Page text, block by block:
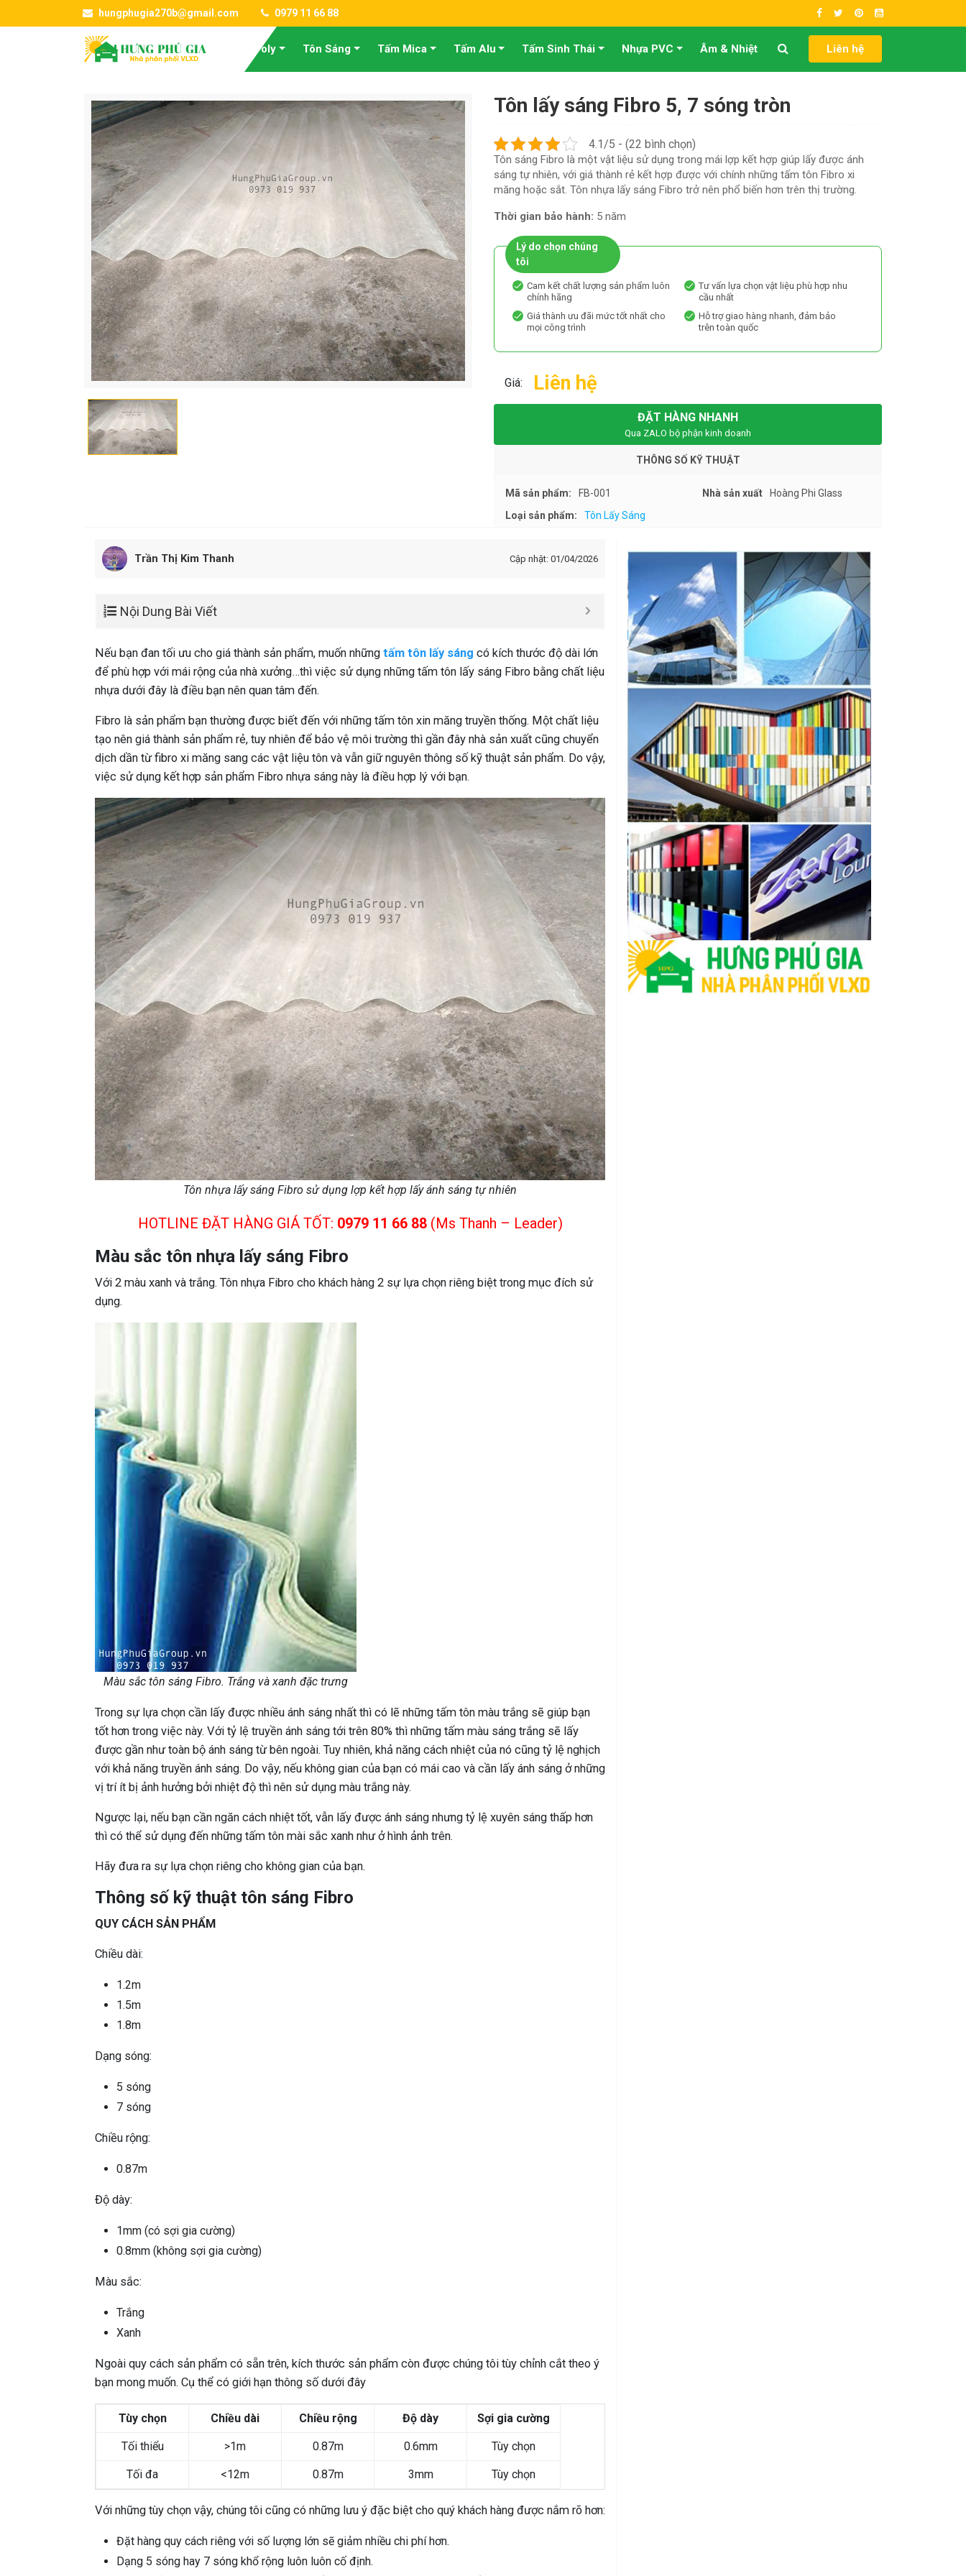
hungphugia270b@gmail.com 0979 11 66 88
Tấm Poly Tôn Sáng Tấm Mica Tấm Alu Tấm Sinh Thái Nhựa PVC Âm & Nhiệt Liên hệ
Tôn lấy sáng Fibro 5, 7 sóng tròn
4.1/5 - (22 bình chọn)
Tôn sáng Fibro là một vật liệu sử dụng trong mái lợp kết hợp giúp lấy được ánh
sáng tự nhiên, với giá thành rẻ kết hợp được với chính những tấm tôn Fibro xi
măng hoặc sắt. Tôn nhựa lấy sáng Fibro trở nên phổ biến hơn trên thị trường.
Thời gian bảo hành: 5 năm
Lý do chọn chúng
tôi
Cam kết chất lượng sản phẩm luôn
chính hãng
Tư vấn lựa chọn vật liệu phù hợp nhu
cầu nhất
Giá thành ưu đãi mức tốt nhất cho
mọi công trình
Hỗ trợ giao hàng nhanh, đảm bảo
trên toàn quốc
Giá: Liên hệ
ĐẶT HÀNG NHANH
Qua ZALO bộ phận kinh doanh
THÔNG SỐ KỸ THUẬT
Mã sản phẩm: FB-001 Nhà sản xuất
Hoàng Phi Glass
Loại sản phẩm:
Tôn Lấy Sáng
Trần Thị Kim Thanh Cập nhật: 01/04/2026
Nội Dung Bài Viết
Nếu bạn đan tối ưu cho giá thành sản phẩm, muốn những tấm tôn lấy sáng có kích thước độ dài lớn
để phù hợp với mái rộng của nhà xưởng…thì việc sử dụng những tấm tôn lấy sáng Fibro bằng chất liệu
nhựa dưới đây là điều bạn nên quan tâm đến.
Fibro là sản phẩm bạn thường được biết đến với những tấm tôn xin măng truyền thống. Một chất liệu
tạo nên giá thành sản phẩm rẻ, tuy nhiên để bảo vệ môi trường thì gần đây nhà sản xuất cũng chuyển
dịch dần từ fibro xi măng sang các vật liệu tôn và vẫn giữ nguyên thông số kỹ thuật sản phẩm. Do vậy,
việc sử dụng kết hợp sản phẩm Fibro nhựa sáng này là điều hợp lý với bạn.
Tôn nhựa lấy sáng Fibro sử dụng lợp kết hợp lấy ánh sáng tự nhiên
HOTLINE ĐẶT HÀNG GIÁ TỐT: 0979 11 66 88(Ms Thanh – Leader)
Màu sắc tôn nhựa lấy sáng Fibro
Với 2 màu xanh và trắng. Tôn nhựa Fibro cho khách hàng 2 sự lựa chọn riêng biệt trong mục đích sử
dụng.
Màu sắc tôn sáng Fibro. Trắng và xanh đặc trưng
Trong sự lựa chọn cần lấy được nhiều ánh sáng nhất thì có lẽ những tấm tôn màu trắng sẽ giúp bạn
tốt hơn trong việc này. Với tỷ lệ truyền ánh sáng tới trên 80% thì những tấm màu sáng trắng sẽ lấy
được gần như toàn bộ ánh sáng từ bên ngoài. Tuy nhiên, khả năng cách nhiệt của nó cũng tỷ lệ nghịch
với khả năng truyền ánh sáng. Do vậy, nếu không gian của bạn có mái cao và cần lấy ánh sáng ở những
vị trí ít bị ảnh hưởng bởi nhiệt độ thì nên sử dụng màu trắng này.
Ngược lại, nếu bạn cần ngăn cách nhiệt tốt, vẫn lấy được ánh sáng nhưng tỷ lệ xuyên sáng thấp hơn
thì có thể sử dụng đến những tấm tôn mài sắc xanh như ở hình ảnh trên.
Hãy đưa ra sự lựa chọn riêng cho không gian của bạn.
Thông số kỹ thuật tôn sáng Fibro
QUY CÁCH SẢN PHẨM
Chiều dài:
1.2m
1.5m
1.8m
Dạng sóng:
5 sóng
7 sóng
Chiều rộng:
0.87m
Độ dày:
1mm (có sợi gia cường)
0.8mm (không sợi gia cường)
Màu sắc:
Trắng
Xanh
Ngoài quy cách sản phẩm có sẵn trên, kích thước sản phẩm còn được chúng tôi tùy chỉnh cắt theo ý
bạn mong muốn. Cụ thể có giới hạn thông số dưới đây
Tùy chọn Chiều dài Chiều rộng Độ dày Sợi gia cường
Tối thiểu >1m 0.87m 0.6mm Tùy chọn
Tối đa <12m 0.87m 3mm Tùy chọn
Với những tùy chọn vậy, chúng tôi cũng có những lưu ý đặc biệt cho quý khách hàng được nắm rõ hơn:
Đặt hàng quy cách riêng với số lượng lớn sẽ giảm nhiều chi phí hơn.
Dạng 5 sóng hay 7 sóng khổ rộng luôn luôn cố định.